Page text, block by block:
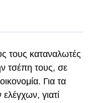
τους καταναλωτές
τσέπη τους, σε
Για τα
γιατί